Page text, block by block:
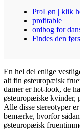
ProLøn | klik
profitable
ordbog for
Findes den
En hel del enlige
alt fin østeuropæisk
damer er hot-look, de
østeuropæiske kvinder,
Alle disse stereotyper
bemærke, hvorfor
østeuropæisk